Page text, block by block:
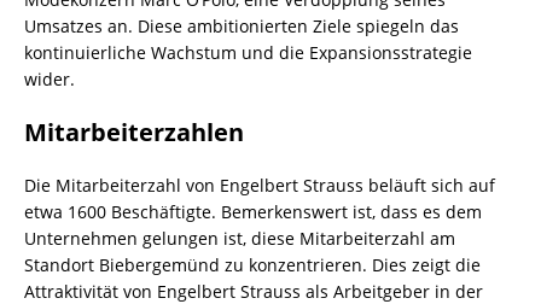
Umsatzes an. Diese ambitionierten Ziele spiegeln das
kontinuierliche Wachstum und die Expansionsstrategie
wider.
Mitarbeiterzahlen
Die Mitarbeiterzahl von Engelbert Strauss beläuft sich auf
etwa 1600 Beschäftigte. Bemerkenswert ist, dass es dem
Unternehmen gelungen ist, diese Mitarbeiterzahl am
Standort Biebergemünd zu konzentrieren. Dies zeigt die
Attraktivität von Engelbert Strauss als Arbeitgeber in der